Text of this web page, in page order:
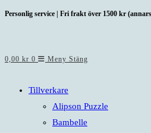
Hoppa
Personlig service | Fri frakt över 1500 kr
0,00 kr 0 Meny Stäng
Tillverkare
Alipson Puzzle
Bambelle